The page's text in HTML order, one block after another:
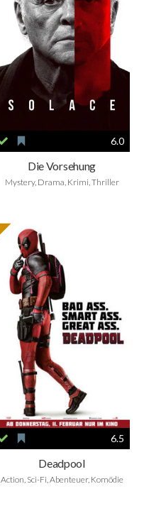
6.0
Die Vorsehung
Mystery, Drama, Krimi, Thriller
6.5
Deadpool
Action, Sci-Fi, Abenteuer, Komödie